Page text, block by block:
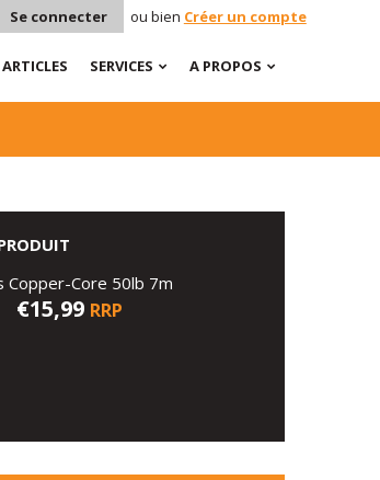
Se connecter ou bien Créer un compte
SERVICES A PROPOS
Copper-Core 50lb 7m
€15,99 RRP